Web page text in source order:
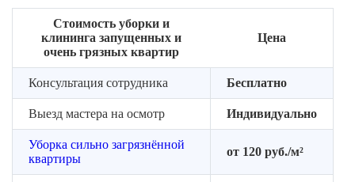
Подбираем
средства
и
оборудование
Стоимость уборки и
клининга запущенных и
очень грязных квартир
Цена
Консультация сотрудника Бесплатно
Выезд мастера на осмотр Индивидуально
Уборка сильно загрязнённой
квартиры
от 120 руб./м²